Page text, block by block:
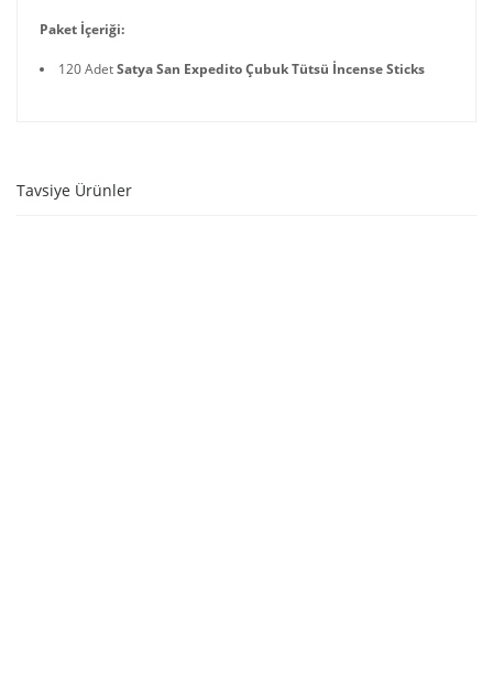
Paket İçeriği:
120 AdetSatya San Expedito Çubuk Tütsü İncense Sticks
Tavsiye Ürünler